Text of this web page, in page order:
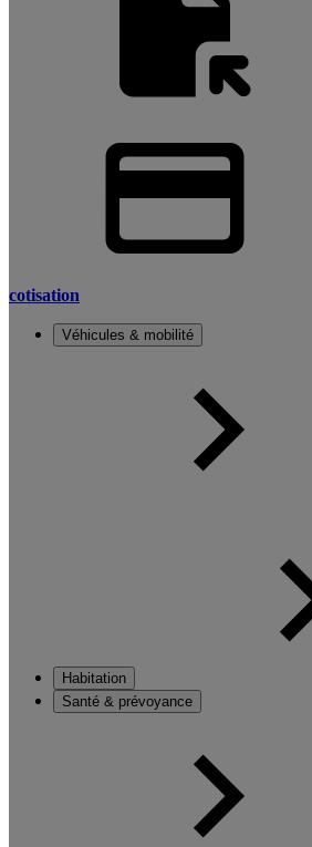
cotisation
Véhicules & mobilité
Habitation
Santé & prévoyance